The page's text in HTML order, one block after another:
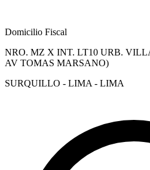
Domicilio Fiscal
NRO. MZ X INT. LT10 URB.
AV TOMAS MARSANO)
SURQUILLO - LIMA - LIMA